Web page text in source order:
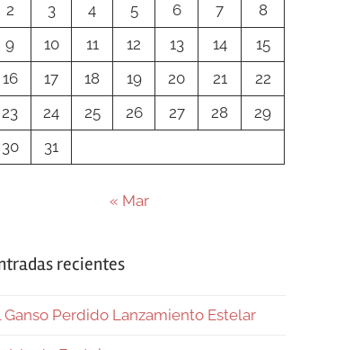
2
3 4 5 6 7
8
9
10 11 12 13 14
15
16
17 18 19 20 21
22
23
24 25 26 27 28
29
30
31
« Mar
recientes
Ganso Perdido Lanzamiento Estelar